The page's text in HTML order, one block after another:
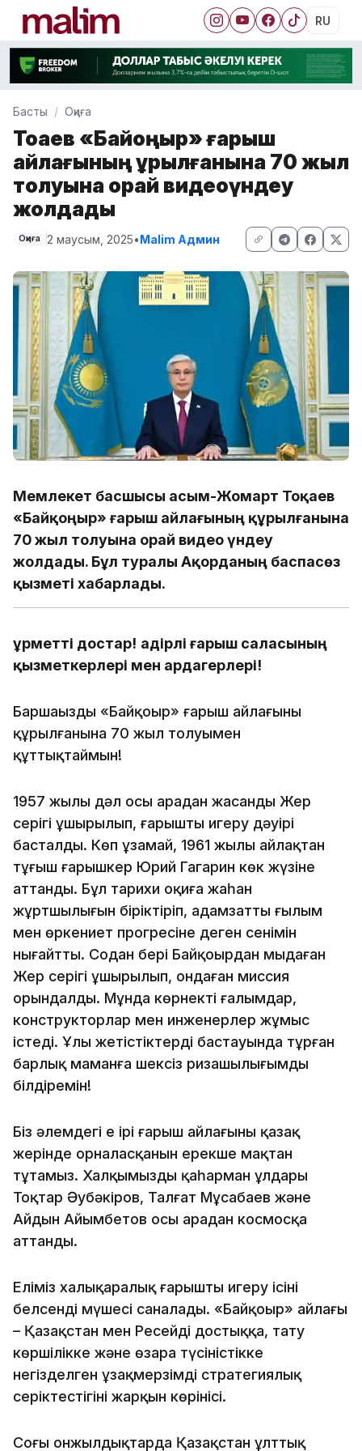
RU
Басты Оқиға
Тоқаев «Байқоңыр» ғарыш
айлағының құрылғанына 70 жыл
толуына орай видеоүндеу
жолдады
Оқиға 2 маусым, 2025•Malim Админ
Мемлекет басшысы Қасым-Жомарт Тоқаев
«Байқоңыр» ғарыш айлағының құрылғанына
70 жыл толуына орай видео үндеу
жолдады. Бұл туралы Ақорданың баспасөз
қызметі хабарлады.
Құрметті достар! Қадірлі ғарыш саласының
қызметкерлері мен ардагерлері!
Баршаңызды «Байқоңыр» ғарыш айлағының
құрылғанына 70 жыл толуымен
құттықтаймын!
1957 жылы дәл осы арадан жасанды Жер
серігі ұшырылып, ғарышты игеру дәуірі
басталды. Көп ұзамай, 1961 жылы айлақтан
тұңғыш ғарышкер Юрий Гагарин көк жүзіне
аттанды. Бұл тарихи оқиға жаһан
жұртшылығын біріктіріп, адамзаттың ғылым
мен өркениет прогресіне деген сенімін
нығайтты. Содан бері Байқоңырдан мыңдаған
Жер серігі ұшырылып, ондаған миссия
орындалды. Мұнда көрнекті ғалымдар,
конструкторлар мен инженерлер жұмыс
істеді. Ұлы жетістіктердің бастауында тұрған
барлық маманға шексіз ризашылығымды
білдіремін!
Біз әлемдегі ең ірі ғарыш айлағының қазақ
жерінде орналасқанын ерекше мақтан
тұтамыз. Халқымыздың қаһарман ұлдары
Тоқтар Әубәкіров, Талғат Мұсабаев және
Айдын Айымбетов осы арадан космосқа
аттанды.
Еліміз халықаралық ғарышты игеру ісінің
белсенді мүшесі саналады. «Байқоңыр» айлағы
– Қазақстан мен Ресейдің достыққа, тату
көршілікке және өзара түсіністікке
негізделген ұзақмерзімді стратегиялық
серіктестігінің жарқын көрінісі.
Соңғы онжылдықтарда Қазақстан ұлттық